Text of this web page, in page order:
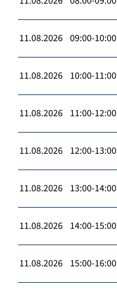
11.08.2026 09:00-10:00
11.08.2026 10:00-11:00
11.08.2026 11:00-12:00
11.08.2026 12:00-13:00
11.08.2026 13:00-14:00
11.08.2026 14:00-15:00
11.08.2026 15:00-16:00